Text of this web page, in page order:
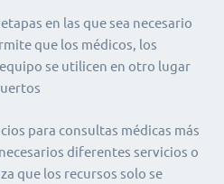
en las que sea necesario
que los médicos, los
se utilicen en otro lugar
para consultas médicas más
diferentes servicios o
que los recursos solo se